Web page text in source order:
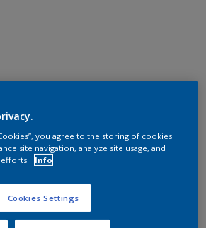
you agree to the storing of cookies
site navigation, analyze site usage, and
Info
Cookies Settings